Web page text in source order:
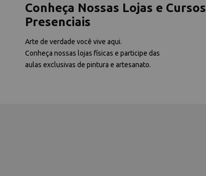
Conheça Nossas Lojas e Cursos
Presenciais
Arte de verdade você vive aqui.
Conheça nossas lojas físicas e participe das
aulas exclusivas de pintura e artesanato.